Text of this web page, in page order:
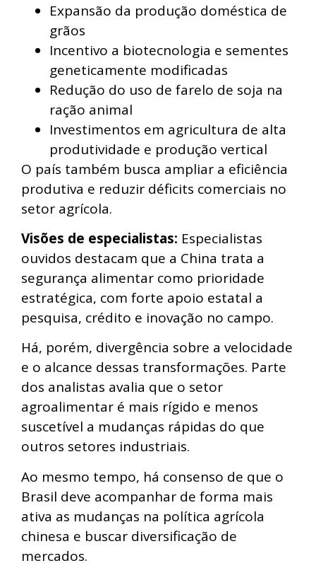
Expansão da produção doméstica de
grãos
Incentivo a biotecnologia e sementes
geneticamente modificadas
Redução do uso de farelo de soja na
ração animal
Investimentos em agricultura de alta
produtividade e produção vertical
O país também busca ampliar a eficiência
produtiva e reduzir déficits comerciais no
setor agrícola.
Visões de especialistas: Especialistas
ouvidos destacam que a China trata a
segurança alimentar como prioridade
estratégica, com forte apoio estatal a
pesquisa, crédito e inovação no campo.
Há, porém, divergência sobre a velocidade
e o alcance dessas transformações. Parte
dos analistas avalia que o setor
agroalimentar é mais rígido e menos
suscetível a mudanças rápidas do que
outros setores industriais.
Ao mesmo tempo, há consenso de que o
Brasil deve acompanhar de forma mais
ativa as mudanças na política agrícola
chinesa e buscar diversificação de
mercados.